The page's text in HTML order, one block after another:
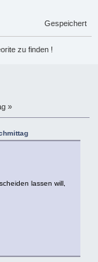
Gespeichert
zu finden !
»
lassen will,